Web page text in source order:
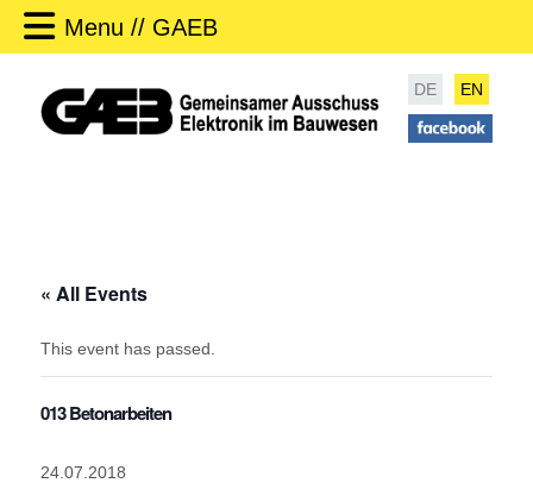
Menu // GAEB
DE EN
« All Events
This event has passed.
013 Betonarbeiten
24.07.2018